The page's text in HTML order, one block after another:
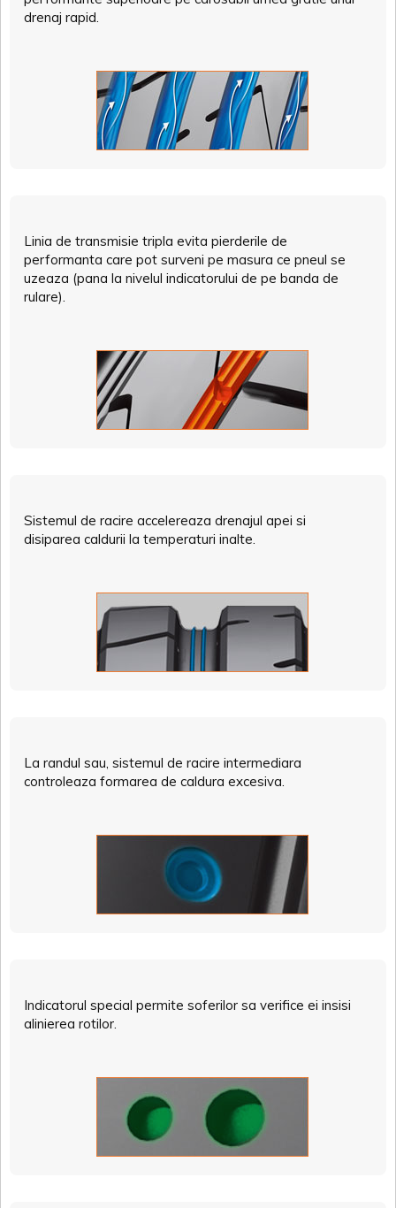
drenaj rapid.
Linia de transmisie tripla evita pierderile de
performanta care pot surveni pe masura ce pneul se
uzeaza (pana la nivelul indicatorului de pe banda de
rulare).
Sistemul de racire accelereaza drenajul apei si
disiparea caldurii la temperaturi inalte.
La randul sau, sistemul de racire intermediara
controleaza formarea de caldura excesiva.
Indicatorul special permite soferilor sa verifice ei insisi
alinierea rotilor.